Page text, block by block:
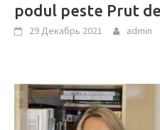
podul peste Prut
29 Декабрь 2021 admin